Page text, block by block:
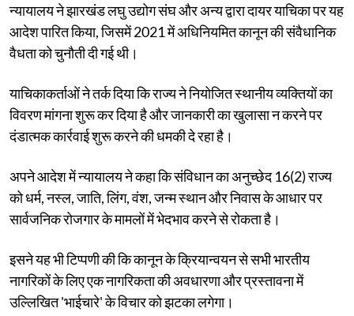
न्यायालय ने झारखंड लघु उद्योग संघ और अन्य द्वारा दायर याचिका पर यह
आदेश पारित किया, जिसमें 2021 में अधिनियमित कानून की संवैधानिक
वैधता को चुनौती दी गई थी।
याचिकाकर्ताओं ने तर्क दिया कि राज्य ने नियोजित स्थानीय व्यक्तियों का
विवरण मांगना शुरू कर दिया है और जानकारी का खुलासा न करने पर
दंडात्मक कार्रवाई शुरू करने की धमकी दे रहा है।
अपने आदेश में न्यायालय ने कहा कि संविधान का अनुच्छेद 16(2) राज्य
को धर्म, नस्ल, जाति, लिंग, वंश, जन्म स्थान और निवास के आधार पर
सार्वजनिक रोजगार के मामलों में भेदभाव करने से रोकता है।
इसने यह भी टिप्पणी की कि कानून के क्रियान्वयन से सभी भारतीय
नागरिकों के लिए एक नागरिकता की अवधारणा और प्रस्तावना में
उल्लिखित 'भाईचारे' के विचार को झटका लगेगा।